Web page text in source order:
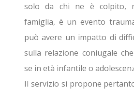
solo da chi ne è colpito,
famiglia, è un evento
può avere un impatto di
sulla relazione coniugale
se in età infantile o
Il servizio si propone